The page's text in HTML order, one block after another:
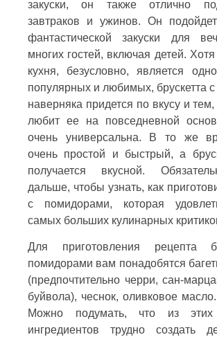
закуски, он также отлично
завтраков и ужинов. Он
фантастической закуски для
многих гостей, включая детей. Хотя
кухня, безусловно, является
популярных и любимых, брускетта
наверняка придется по вкусу и
любит ее на повседневной
очень универсальна. В то же
очень простой и быстрый, а
получается вкусной.
дальше, чтобы узнать, как
с помидорами, которая
самых больших кулинарных
Для приготовления рецепта
помидорами вам понадобятся
(предпочтительно черри, сан-
буйвола), чеснок, оливковое
Можно подумать, что из этих
ингредиентов трудно создать